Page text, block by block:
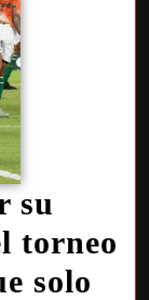
su
torneo
solo